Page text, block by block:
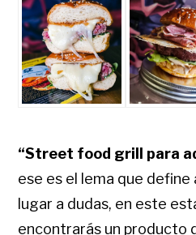
“Street food grill para
ese es el lema que define
lugar a dudas, en este
encontrarás un producto